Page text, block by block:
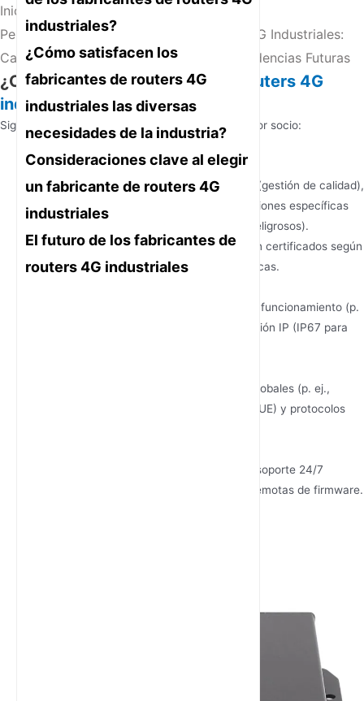
Inicio
Perspectivas de Fabricantes de Routers 4G Industriales:
Características Clave, Aplicaciones y Tendencias Futuras
industriales?
¿Cómo satisfacen los
fabricantes de routers 4G
industriales las diversas
necesidades de la industria?
Consideraciones clave al elegir
un fabricante de routers 4G
industriales
El futuro de los fabricantes de
routers 4G industriales
¿Cómo elegir un fabricante de routers 4G
industriales?
Siga esta guía paso a paso para identificar al mejor socio:
Verifique las certificaciones
Busque certificaciones como ISO 9001 (gestión de calidad),
IEC 62443 (ciberseguridad) y certificaciones específicas
del sector (p. ej., ATEX para entornos peligrosos).
Ejemplo: los routers de Junhaoyue están certificados según
IEC 61850-3 para subestaciones eléctricas.
Compruebe el rango de temperatura de funcionamiento (p.
ej., -40°C a 75°C) y el grado de protección IP (IP67 para
Asegúrese de que admita bandas LTE globales (p. ej.,
Banda 28 para APAC, Banda 20 para la UE) y protocolos
Priorice a los fabricantes que ofrezcan soporte 24/7
respaldado por SLA y actualizaciones remotas de firmware.